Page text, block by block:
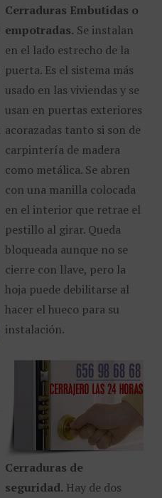
Cerraduras Embutidas o
empotradas. Se instalan
en el lado estrecho de la
puerta. Es el sistema más
usado en las viviendas y se
usan en puertas exteriores
acorazadas tanto si son de
carpintería de madera
como metálica. Se abren
con una manilla colocada
en el interior que retrae el
pestillo al girar. Queda
bloqueada aunque no se
cierre con llave, pero la
hoja puede debilitarse al
hacer el hueco para su
instalación.
Cerraduras de
seguridad. Hay de dos